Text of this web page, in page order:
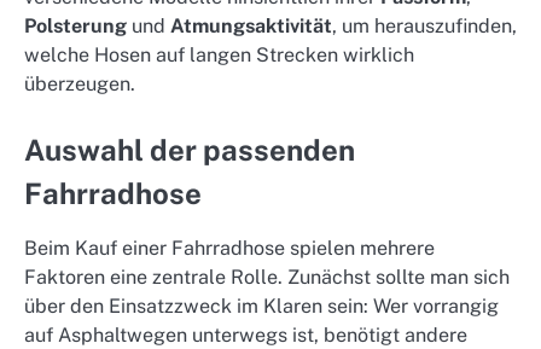
Polsterung und Atmungsaktivität, um herauszufinden,
welche Hosen auf langen Strecken wirklich
überzeugen.
Auswahl der passenden
Fahrradhose
Beim Kauf einer Fahrradhose spielen mehrere
Faktoren eine zentrale Rolle. Zunächst sollte man sich
über den Einsatzzweck im Klaren sein: Wer vorrangig
auf Asphaltwegen unterwegs ist, benötigt andere